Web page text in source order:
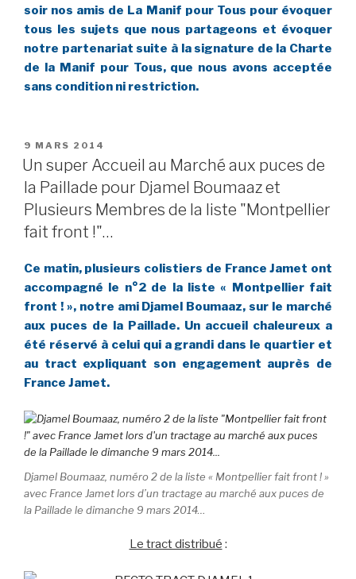
soir nos amis de La Manif pour Tous pour évoquer
tous les sujets que nous partageons et évoquer
notre partenariat suite à la signature de la Charte
de la Manif pour Tous, que nous avons acceptée
sans condition ni restriction.
PUBLIÉ
LE
9 MARS 2014
Un super Accueil au Marché aux puces de
la Paillade pour Djamel Boumaaz et
Plusieurs Membres de la liste "Montpellier
fait front !"…
Ce matin, plusieurs colistiers de France Jamet ont
accompagné le n°2 de la liste « Montpellier fait
front ! », notre ami Djamel Boumaaz, sur le marché
aux puces de la Paillade. Un accueil chaleureux a
été réservé à celui qui a grandi dans le quartier et
au tract expliquant son engagement auprès de
France Jamet.
Djamel Boumaaz, numéro 2 de la liste « Montpellier fait front ! »
avec France Jamet lors d’un tractage au marché aux puces de
la Paillade le dimanche 9 mars 2014…
Le tract distribué :